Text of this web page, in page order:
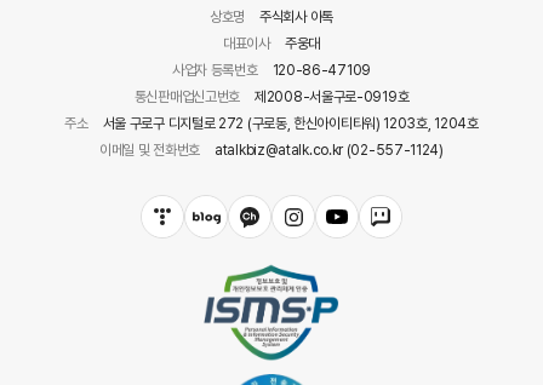
상호명
주식회사 아톡
대표이사
주웅대
사업자 등록번호
120-86-47109
통신판매업신고번호
제2008-서울구로-0919호
주소
서울 구로구 디지털로 272 (구로동, 한신아이티타워) 1203호, 1204호
이메일 및 전화번호
atalkbiz@atalk.co.kr (02-557-1124)